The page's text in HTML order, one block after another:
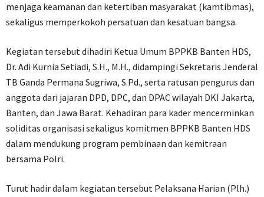
menjaga keamanan dan ketertiban masyarakat (kamtibmas),
sekaligus memperkokoh persatuan dan kesatuan bangsa.
Kegiatan tersebut dihadiri Ketua Umum BPPKB Banten HDS,
Dr. Adi Kurnia Setiadi, S.H., M.H., didampingi Sekretaris Jenderal
TB Ganda Permana Sugriwa, S.Pd., serta ratusan pengurus dan
anggota dari jajaran DPD, DPC, dan DPAC wilayah DKI Jakarta,
Banten, dan Jawa Barat. Kehadiran para kader mencerminkan
soliditas organisasi sekaligus komitmen BPPKB Banten HDS
dalam mendukung program pembinaan dan kemitraan
bersama Polri.
Turut hadir dalam kegiatan tersebut Pelaksana Harian (Plh.)